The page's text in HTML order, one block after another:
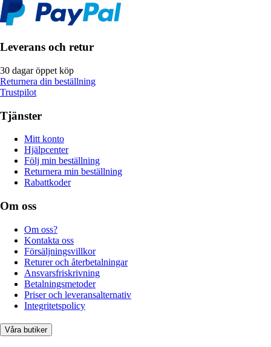
Leverans och retur
30 dagar öppet köp
Returnera din beställning
Trustpilot
Tjänster
Mitt konto
Hjälpcenter
Följ min beställning
Returnera min beställning
Rabattkoder
Om oss
Om oss?
Kontakta oss
Försäljningsvillkor
Returer och återbetalningar
Ansvarsfriskrivning
Betalningsmetoder
Priser och leveransalternativ
Integritetspolicy
Våra butiker